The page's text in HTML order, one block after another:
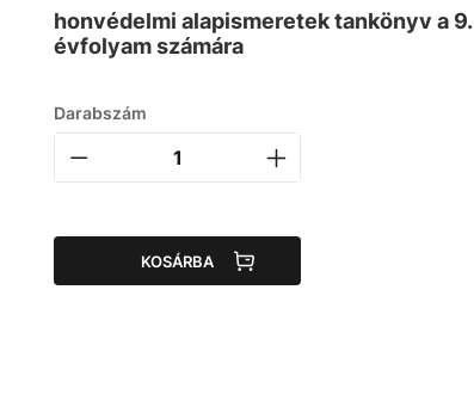
honvédelmi alapismeretek tankönyv a 9.
évfolyam számára
Darabszám
KOSÁRBA